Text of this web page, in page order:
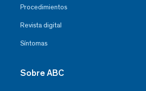
Procedimientos
Revista digital
Síntomas
Sobre ABC